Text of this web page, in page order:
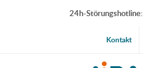
24h-Störungshotline:
Kontakt